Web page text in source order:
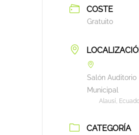
COSTE
Gratuito
Salón Auditorio
Municipal
Alausí,
CATEGORÍA